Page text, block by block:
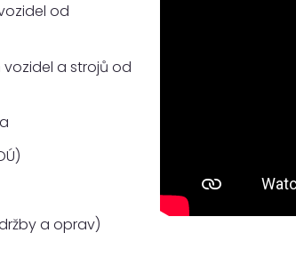
od
a strojů od
a oprav)